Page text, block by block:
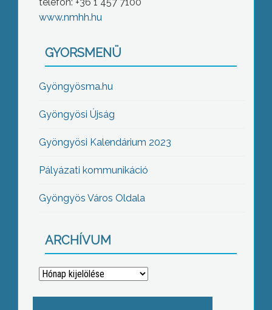
www.nmhh.hu
GYORSMENÜ
Gyöngyösma.hu
Gyöngyösi Újság
Gyöngyösi Kalendárium 2023
Pályázati kommunikáció
Gyöngyös Város Oldala
ARCHÍVUM
Archívum